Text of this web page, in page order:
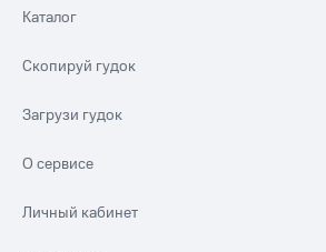
Каталог
Скопируй гудок
Загрузи гудок
О сервисе
Личный кабинет